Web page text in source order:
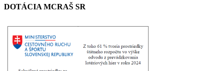
DOTÁCIA MCRAŠ SR